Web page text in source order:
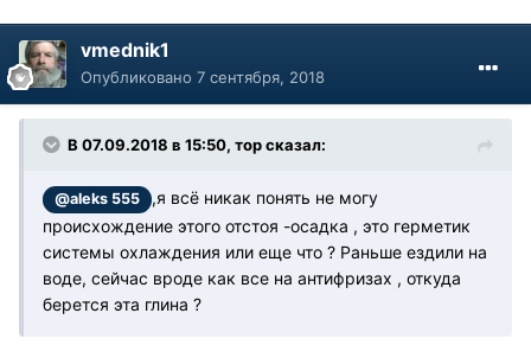
vmednik1
Опубликовано 7 сентября, 2018
В 07.09.2018 в 15:50, тор сказал:
@aleks 555
,я всё никак понять не могу
происхождение этого отстоя -осадка , это герметик
системы охлаждения или еще что ? Раньше ездили на
воде, сейчас вроде как все на антифризах , откуда
берется эта глина ?